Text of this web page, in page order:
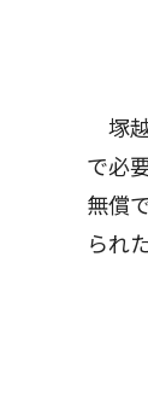
塚越
で必
無償
られ